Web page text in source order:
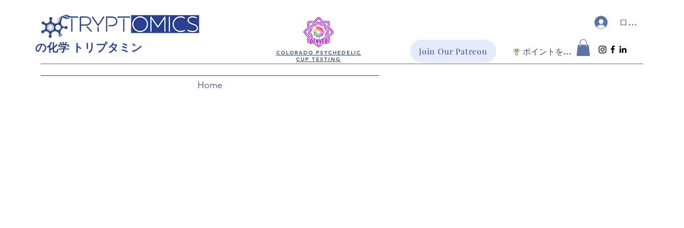
の化学 トリプタミン
COLORADO PSYCHEDELIC
CUP TESTING
Home
ログイン
Join Our Patreon ポイントを表示